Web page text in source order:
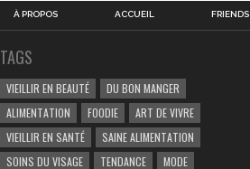
À PROPOS ACCUEIL FRIENDS
TAGS
VIEILLIR EN BEAUTÉ
DU BON MANGER
ALIMENTATION
FOODIE
ART DE VIVRE
VIEILLIR EN SANTÉ
SAINE ALIMENTATION
SOINS DU VISAGE
TENDANCE
MODE